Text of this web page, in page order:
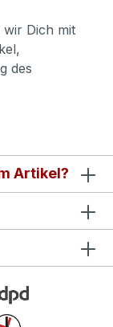
Dich mit
des
Artikel?